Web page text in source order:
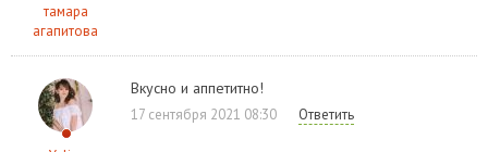
тамара
агапитова
Вкусно и аппетитно!
17 сентября 2021 08:30 Ответить